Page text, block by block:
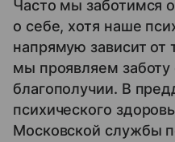
Часто мы заботимся
о себе, хотя наше
напрямую зависит от
мы проявляем
благополучии. В
психического
Московской службы